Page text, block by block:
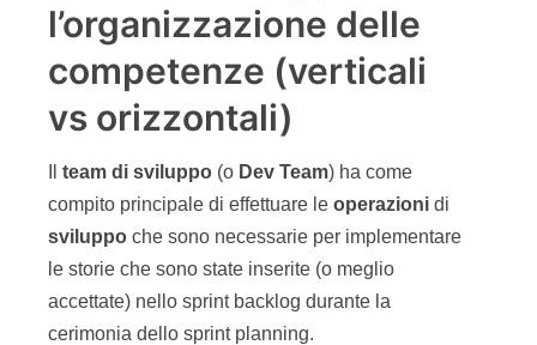
l’organizzazione delle
competenze (verticali
vs orizzontali)
team di sviluppo (o Dev Team) ha come
compito principale di effettuare le operazioni di
sviluppo che sono necessarie per implementare
le storie che sono state inserite (o meglio
accettate) nello sprint backlog durante la
cerimonia dello sprint planning.